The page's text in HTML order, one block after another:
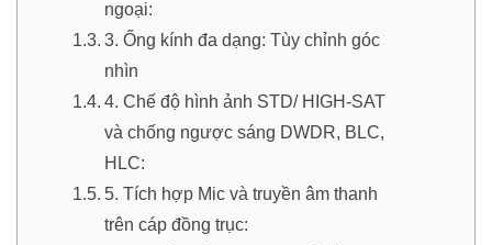
ngoại:
3. Ống kính đa dạng: Tùy chỉnh góc
nhìn
4. Chế độ hình ảnh STD/ HIGH-SAT
và chống ngược sáng DWDR, BLC,
HLC:
5. Tích hợp Mic và truyền âm thanh
trên cáp đồng trục: